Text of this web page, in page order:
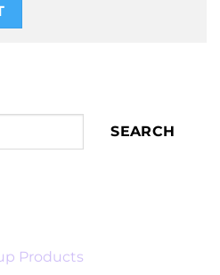
SEARCH
Products